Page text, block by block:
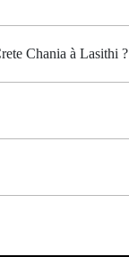
Chania à Lasithi ?